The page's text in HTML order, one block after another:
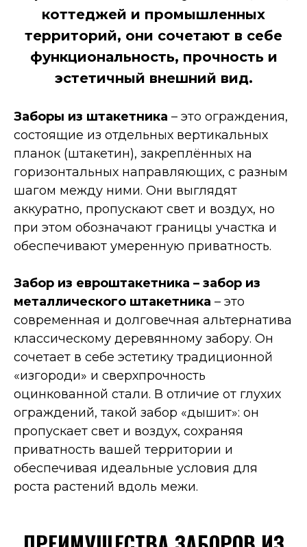
коттеджей и промышленных
территорий, они сочетают в себе
функциональность, прочность и
эстетичный внешний вид.
Заборы из штакетника – это ограждения,
состоящие из отдельных вертикальных
планок (штакетин), закреплённых на
горизонтальных направляющих, с разным
шагом между ними. Они выглядят
аккуратно, пропускают свет и воздух, но
при этом обозначают границы участка и
обеспечивают умеренную приватность.
Забор из евроштакетника – забор из
металлического штакетника – это
современная и долговечная альтернатива
классическому деревянному забору. Он
сочетает в себе эстетику традиционной
«изгороди» и сверхпрочность
оцинкованной стали. В отличие от глухих
ограждений, такой забор «дышит»: он
пропускает свет и воздух, сохраняя
приватность вашей территории и
обеспечивая идеальные условия для
роста растений вдоль межи.